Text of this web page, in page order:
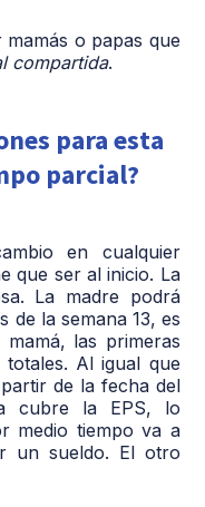
o papas que
compartida.
para esta
parcial?
en cualquier
que ser al inicio. La
La madre podrá
de la semana 13, es
las primeras
Al igual que
de la fecha del
cubre la EPS, lo
medio tiempo va a
un sueldo. El otro